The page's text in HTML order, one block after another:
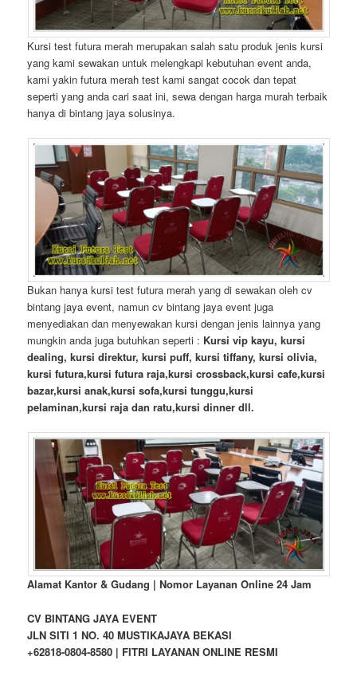
Kursi test futura merah merupakan salah satu produk jenis kursi
yang kami sewakan untuk melengkapi kebutuhan event anda,
kami yakin futura merah test kami sangat cocok dan tepat
seperti yang anda cari saat ini, sewa dengan harga murah terbaik
hanya di bintang jaya solusinya.
Bukan hanya kursi test futura merah yang di sewakan oleh cv
bintang jaya event, namun cv bintang jaya event juga
menyediakan dan menyewakan kursi dengan jenis lainnya yang
mungkin anda juga butuhkan seperti : Kursi vip kayu, kursi
dealing, kursi direktur, kursi puff, kursi tiffany, kursi olivia,
kursi futura,kursi futura raja,kursi crossback,kursi cafe,kursi
bazar,kursi anak,kursi sofa,kursi tunggu,kursi
pelaminan,kursi raja dan ratu,kursi dinner dll.
Alamat Kantor & Gudang | Nomor Layanan Online 24 Jam
CV BINTANG JAYA EVENT
JLN SITI 1 NO. 40 MUSTIKAJAYA BEKASI
+62818-0804-8580 | FITRI LAYANAN ONLINE RESMI